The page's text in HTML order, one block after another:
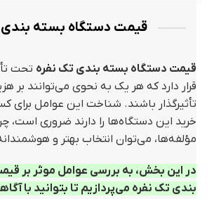
قیمت دستگاه بسته بندی
قیمت دستگاه بسته بندی تک نفره تحت
قرار دارد که هر یک به نحوی می‌توانند بر
تأثیرگذار باشند. شناخت این عوامل
خرید این دستگاه‌ها را دارند ضروری است،
مؤلفه‌ها، می‌توان انتخاب بهتر و
در این بخش، به بررسی عوامل موثر بر
بندی تک نفره می‌پردازیم تا بتوانید با